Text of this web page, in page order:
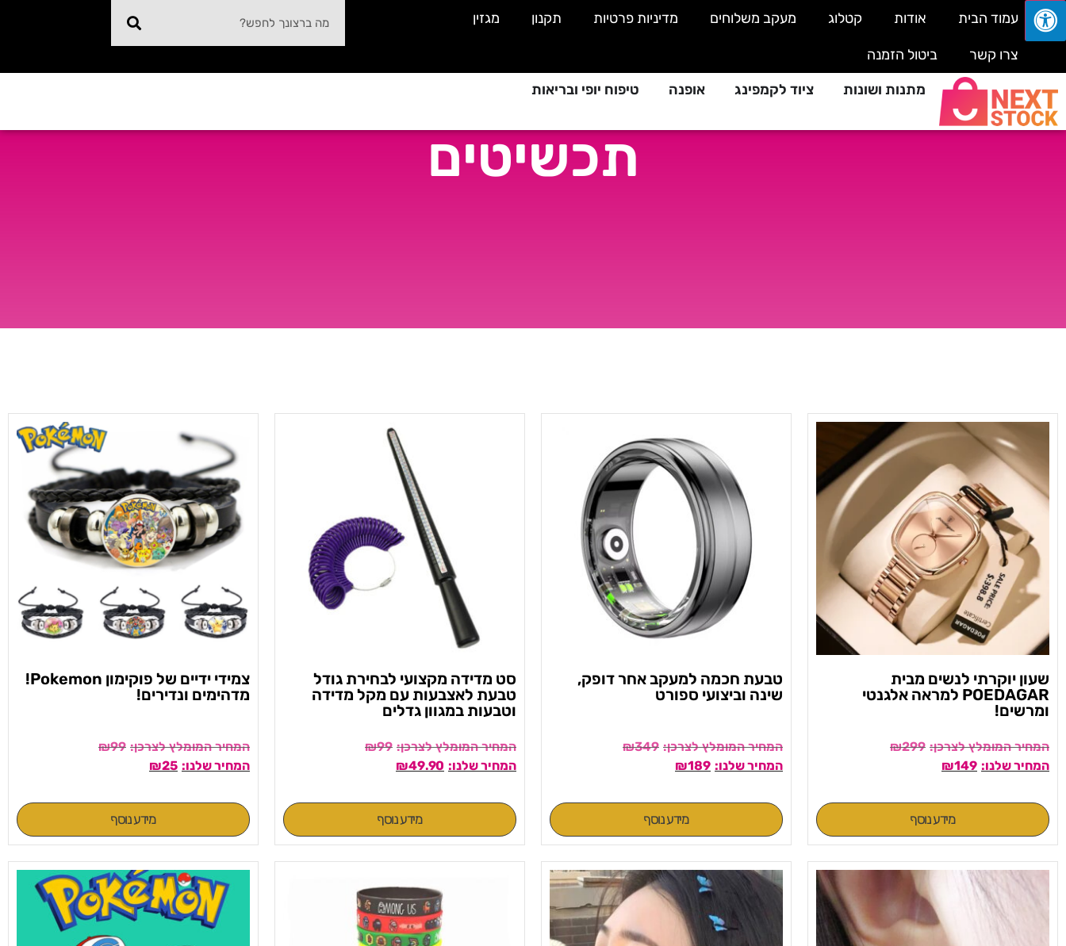
עמוד הבית אודות קטלוג מעקב משלוחים מדיניות פרטיות תקנון מגזין
צרו קשר
ביטול הזמנה
מתנות ושונות
ציוד לקמפינג אופנה טיפוח יופי ובריאות
תכשיטים
שעון יוקרתי לנשים מבית
POEDAGAR למראה אלגנטי
ומרשים!
₪299
₪149
מידע נוסף
טבעת חכמה למעקב אחר דופק,
שינה וביצועי ספורט
₪349
₪189
מידע נוסף
סט מדידה מקצועי לבחירת גודל
טבעת לאצבעות עם מקל מדידה
וטבעות במגוון גדלים
₪99
₪49.90
מידע נוסף
צמידי ידיים של פוקימון Pokemon!
מדהימים ונדירים!
₪99
₪25
מידע נוסף